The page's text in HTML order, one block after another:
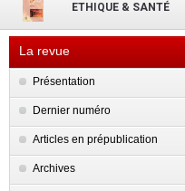
ETHIQUE & SANTÉ
La revue
Présentation
Dernier numéro
Articles en prépublication
Archives